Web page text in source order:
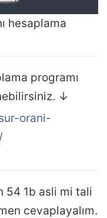
hesaplama
programı
↓
orani-
54 1b asli mi tali
cevaplayalım.